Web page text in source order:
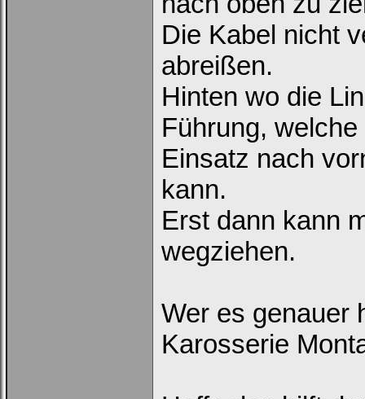
Die Kabel nicht
abreißen.
Hinten wo die
Führung,
Einsatz nach
kann.
Erst dann kann
wegziehen.
Wer es genauer
Karosserie